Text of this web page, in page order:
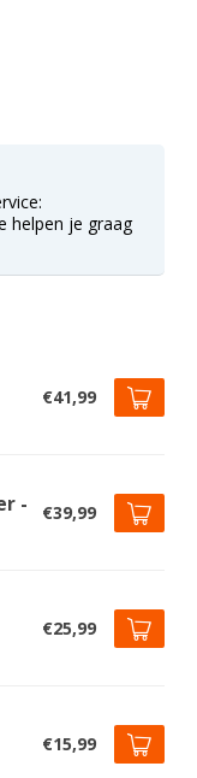
helpen je graag
€41,99
- €39,99
€25,99
€15,99